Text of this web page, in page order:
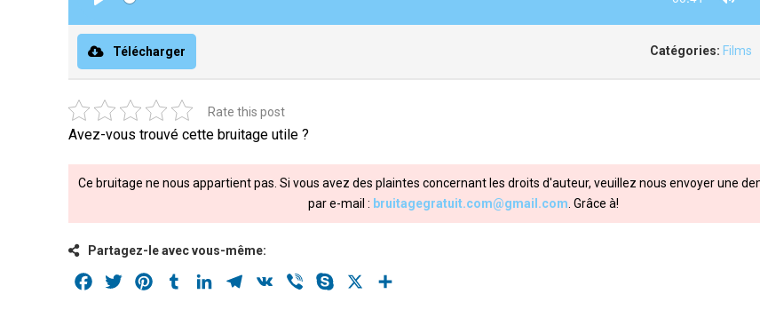
Télécharger Catégories: Films
Rate this post
Avez-vous trouvé cette bruitage utile ?
Ce bruitage ne nous appartient pas. Si vous avez des plaintes concernant les droits d'auteur, veuillez nous envoyer une
par e-mail : bruitagegratuit.com@gmail.com . Grâce à!
Partagez-le avec vous-même:
Facebook
Twitter PinterestTumblrLinkedInTelegram
VK Viber Skype